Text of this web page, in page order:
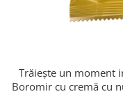
Fursecuri cu unt
Chec Ciocco
Chec Glasat
Trăiește un moment
Boromir cu cremă cu